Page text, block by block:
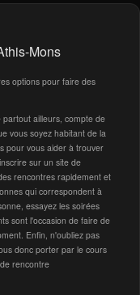
Mons
options pour faire des
ailleurs, compte de
vous soyez habitant de la
pour vous aider à trouver
sur un site de
rencontres rapidement et
qui correspondent à
essayez les soirées
sont l'occasion de faire de
Enfin, n'oubliez pas
donc porter par le cours
rencontre